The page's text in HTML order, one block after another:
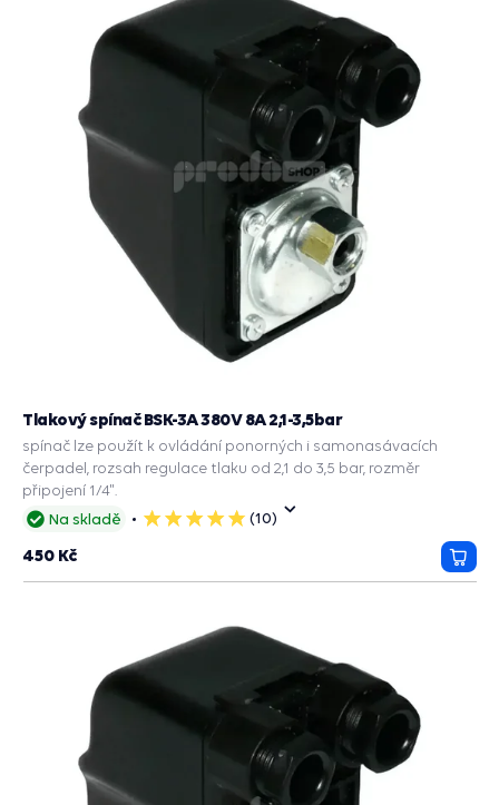
Na skladě
5
(10)
Tlakový spínač BSK-3A 380V 8A 2,1-3,5bar
spínač lze použít k ovládání ponorných i samonasávacích
čerpadel, rozsah regulace tlaku od 2,1 do 3,5 bar, rozměr
připojení 1/4".
450 Kč
do